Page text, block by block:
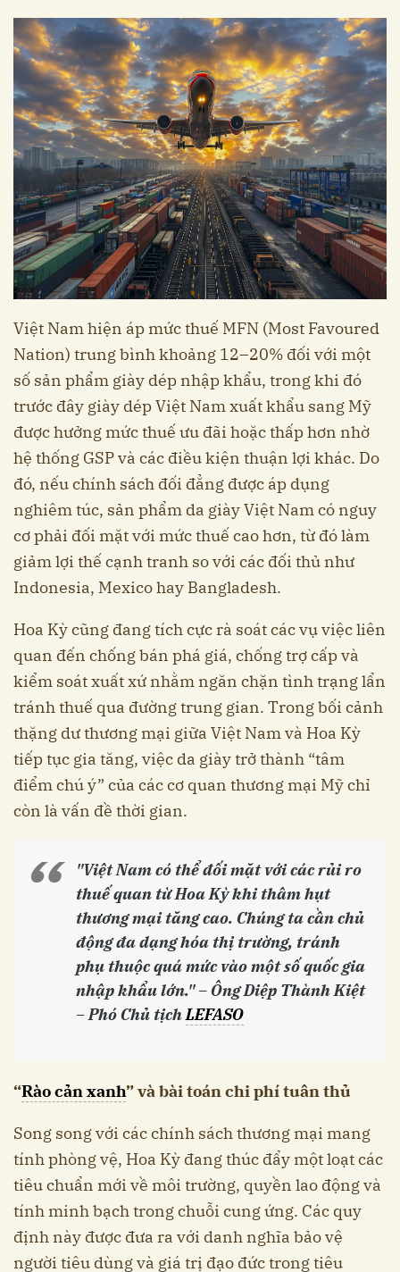
Việt Nam hiện áp mức thuế MFN (Most Favoured
Nation) trung bình khoảng 12–20% đối với một
số sản phẩm giày dép nhập khẩu, trong khi đó
trước đây giày dép Việt Nam xuất khẩu sang Mỹ
được hưởng mức thuế ưu đãi hoặc thấp hơn nhờ
hệ thống GSP và các điều kiện thuận lợi khác. Do
đó, nếu chính sách đối đẳng được áp dụng
nghiêm túc, sản phẩm da giày Việt Nam có nguy
cơ phải đối mặt với mức thuế cao hơn, từ đó làm
giảm lợi thế cạnh tranh so với các đối thủ như
Indonesia, Mexico hay Bangladesh.
Hoa Kỳ cũng đang tích cực rà soát các vụ việc liên
quan đến chống bán phá giá, chống trợ cấp và
kiểm soát xuất xứ nhằm ngăn chặn tình trạng lẩn
tránh thuế qua đường trung gian. Trong bối cảnh
thặng dư thương mại giữa Việt Nam và Hoa Kỳ
tiếp tục gia tăng, việc da giày trở thành “tâm
điểm chú ý” của các cơ quan thương mại Mỹ chỉ
còn là vấn đề thời gian.
"Việt Nam có thể đối mặt với các rủi ro
thuế quan từ Hoa Kỳ khi thâm hụt
thương mại tăng cao. Chúng ta cần chủ
động đa dạng hóa thị trường, tránh
phụ thuộc quá mức vào một số quốc gia
nhập khẩu lớn." – ÔngDiệp Thành Kiệt
– Phó Chủ tịchLEFASO
“Rào cản xanh” và bài toán chi phí tuân thủ
Song song với các chính sách thương mại mang
tính phòng vệ, Hoa Kỳ đang thúc đẩy một loạt các
tiêu chuẩn mới về môi trường, quyền lao động và
tính minh bạch trong chuỗi cung ứng. Các quy
định này được đưa ra với danh nghĩa bảo vệ
người tiêu dùng và giá trị đạo đức trong tiêu